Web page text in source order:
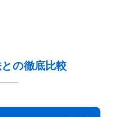
の徹底比較